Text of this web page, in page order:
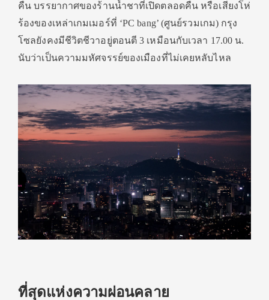
คืน บรรยากาศของร้านน้ำชาที่เปิดตลอดคืน หรือเสียงโห่
ร้องของเหล่าเกมเมอร์ที่ ‘PC bang’ (ศูนย์รวมเกม) กรุง
โซลยังคงมีชีวิตชีวาอยู่ตอนตี 3 เหมือนกับเวลา 17.00 น.
นับว่าเป็นความมหัศจรรย์ของเมืองที่ไม่เคยหลับไหล
ที่สุดแห่งความผ่อนคลาย